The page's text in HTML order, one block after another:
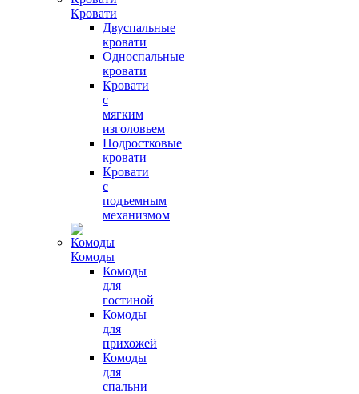
Кровати
Двуспальные
кровати
Односпальные
кровати
Кровати
с
мягким
изголовьем
Подростковые
кровати
Кровати
с
подъемным
механизмом
Комоды
Комоды
для
гостиной
Комоды
для
прихожей
Комоды
для
спальни